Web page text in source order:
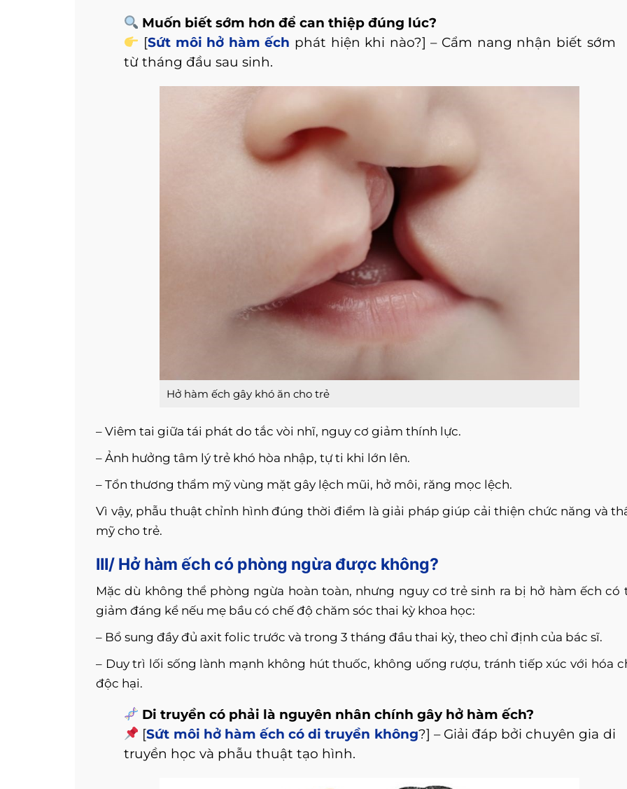
Muốn biết sớm hơn để can thiệp đúng lúc?
[Sứt môi hở hàm ếch phát hiện khi nào?] – Cẩm nang nhận biết sớm
từ tháng đầu sau sinh.
Hở hàm ếch gây khó ăn cho trẻ
– Viêm tai giữa tái phát do tắc vòi nhĩ, nguy cơ giảm thính lực.
– Ảnh hưởng tâm lý trẻ khó hòa nhập, tự ti khi lớn lên.
– Tổn thương thẩm mỹ vùng mặt gây lệch mũi, hở môi, răng mọc lệch.
Vì vậy, phẫu thuật chỉnh hình đúng thời điểm là giải pháp giúp cải thiện chức năng và
mỹ cho trẻ.
III/ Hở hàm ếch có phòng ngừa được không?
Mặc dù không thể phòng ngừa hoàn toàn, nhưng nguy cơ trẻ sinh ra bị hở hàm ếch có
giảm đáng kể nếu mẹ bầu có chế độ chăm sóc thai kỳ khoa học:
– Bổ sung đầy đủ axit folic trước và trong 3 tháng đầu thai kỳ, theo chỉ định của bác sĩ.
– Duy trì lối sống lành mạnh không hút thuốc, không uống rượu, tránh tiếp xúc với hóa
độc hại.
Di truyền có phải là nguyên nhân chính gây hở hàm ếch?
[Sứt môi hở hàm ếch có di truyền không?] – Giải đáp bởi chuyên gia di
truyền học và phẫu thuật tạo hình.